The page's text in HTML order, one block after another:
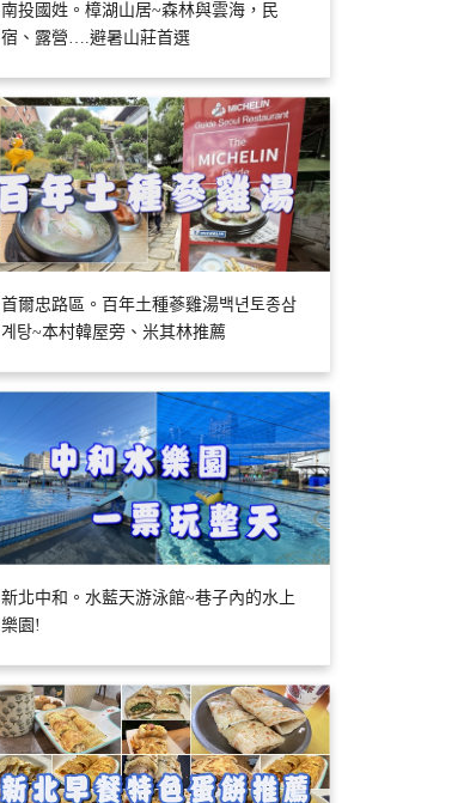
南投國姓。樟湖山居~森林與雲海，民
宿、露營….避暑山莊首選
首爾忠路區。百年土種蔘雞湯백년토종삼
계탕~本村韓屋旁、米其林推薦
新北中和。水藍天游泳館~巷子內的水上
樂園!